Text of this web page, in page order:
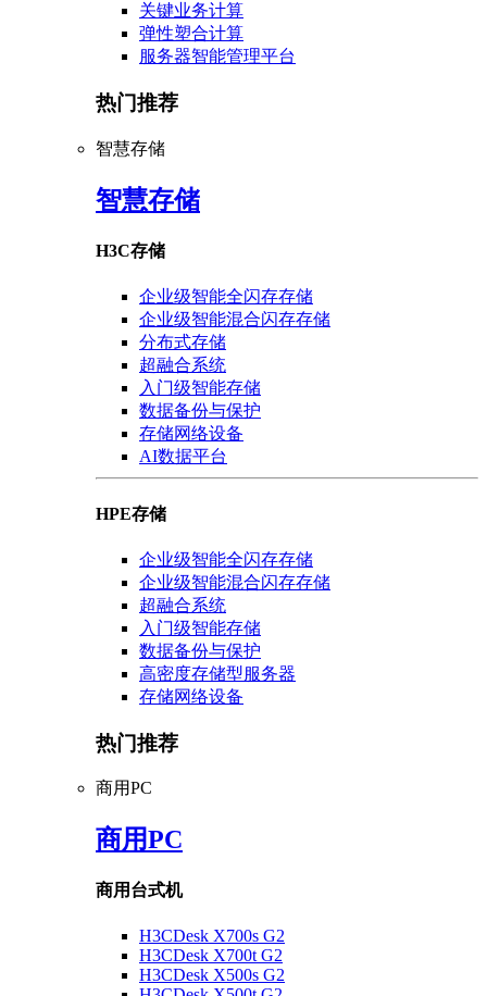
关键业务计算
弹性塑合计算
服务器智能管理平台
热门推荐
智慧存储
智慧存储
H3C存储
企业级智能全闪存存储
企业级智能混合闪存存储
分布式存储
超融合系统
入门级智能存储
数据备份与保护
存储网络设备
AI数据平台
HPE存储
企业级智能全闪存存储
企业级智能混合闪存存储
超融合系统
入门级智能存储
数据备份与保护
高密度存储型服务器
存储网络设备
热门推荐
商用PC
商用PC
商用台式机
H3CDesk X700s G2
H3CDesk X700t G2
H3CDesk X500s G2